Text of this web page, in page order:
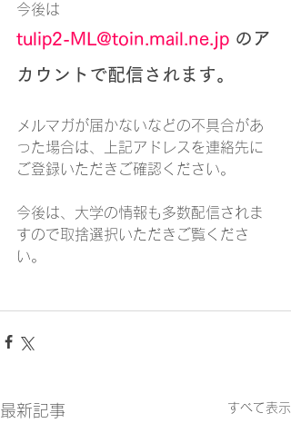
今後は
tulip2-ML@toin.mail.ne.jp のア
カウントで配信されます。
メルマガが届かないなどの不具合があ
った場合は、上記アドレスを連絡先に
ご登録いただきご確認ください。
今後は、大学の情報も多数配信されま
すので取捨選択いただきご覧くださ
い。
最新記事 すべて表示